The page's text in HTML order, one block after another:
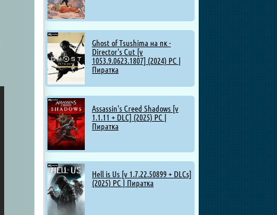
Ghost of Tsushima на пк -
Director's Cut [v
1053.9.0623.1807] (2024) PC |
Пиратка
Assassin's Creed Shadows [v
1.1.11 + DLC] (2025) PC |
Пиратка
Hell is Us [v 1.7.22.50899 + DLCs]
(2025) PC | Пиратка